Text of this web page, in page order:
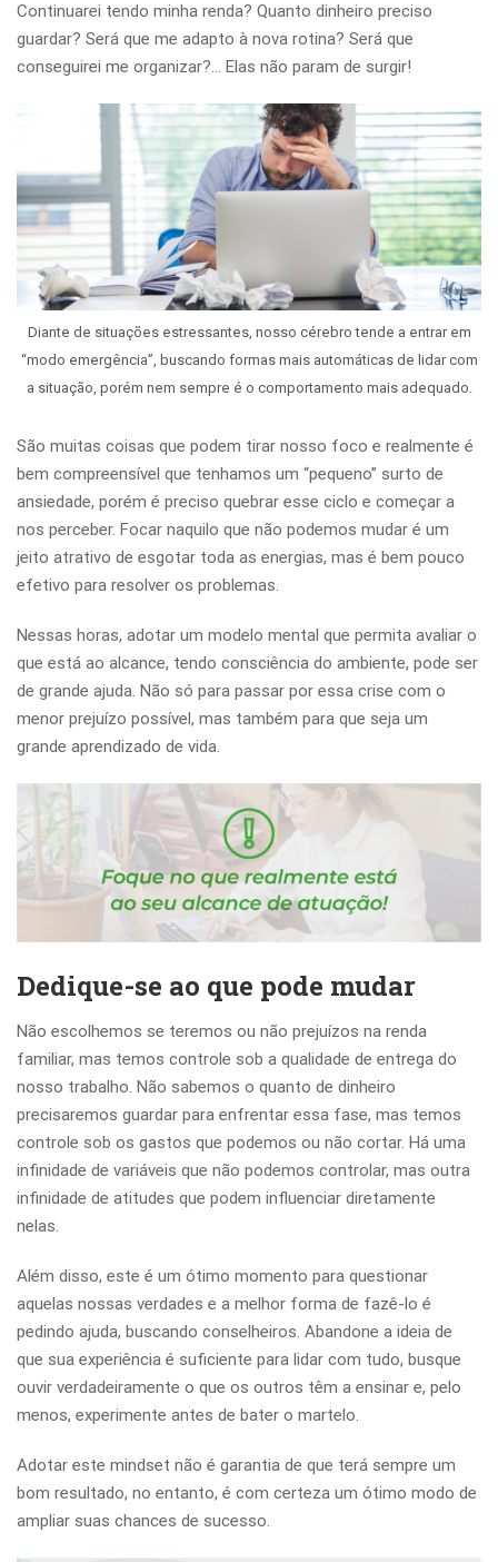
Continuarei tendo minha renda? Quanto dinheiro preciso
guardar? Será que me adapto à nova rotina? Será que
conseguirei me organizar?… Elas não param de surgir!
Diante de situações estressantes, nosso cérebro tende a entrar em
“modo emergência”, buscando formas mais automáticas de lidar com
a situação, porém nem sempre é o comportamento mais adequado.
São muitas coisas que podem tirar nosso foco e realmente é
bem compreensível que tenhamos um “pequeno” surto de
ansiedade, porém é preciso quebrar esse ciclo e começar a
nos perceber. Focar naquilo que não podemos mudar é um
jeito atrativo de esgotar toda as energias, mas é bem pouco
efetivo para resolver os problemas.
Nessas horas, adotar um modelo mental que permita avaliar o
que está ao alcance, tendo consciência do ambiente, pode ser
de grande ajuda. Não só para passar por essa crise com o
menor prejuízo possível, mas também para que seja um
grande aprendizado de vida.
Dedique-se ao que pode mudar
Não escolhemos se teremos ou não prejuízos na renda
familiar, mas temos controle sob a qualidade de entrega do
nosso trabalho. Não sabemos o quanto de dinheiro
precisaremos guardar para enfrentar essa fase, mas temos
controle sob os gastos que podemos ou não cortar. Há uma
infinidade de variáveis que não podemos controlar, mas outra
infinidade de atitudes que podem influenciar diretamente
nelas.
Além disso, este é um ótimo momento para questionar
aquelas nossas verdades e a melhor forma de fazê-lo é
pedindo ajuda, buscando conselheiros. Abandone a ideia de
que sua experiência é suficiente para lidar com tudo, busque
ouvir verdadeiramente o que os outros têm a ensinar e, pelo
menos, experimente antes de bater o martelo.
Adotar este mindset não é garantia de que terá sempre um
bom resultado, no entanto, é com certeza um ótimo modo de
ampliar suas chances de sucesso.